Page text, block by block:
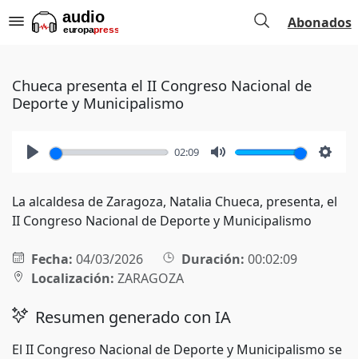
Abonados
Chueca presenta el II Congreso Nacional de
Deporte y Municipalismo
02:09
La alcaldesa de Zaragoza, Natalia Chueca, presenta, el
II Congreso Nacional de Deporte y Municipalismo
Fecha: 04/03/2026 Duración: 00:02:09
Localización: ZARAGOZA
Resumen generado con IA
El II Congreso Nacional de Deporte y Municipalismo se